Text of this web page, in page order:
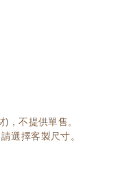
) ，不提供單售。
選擇客製尺寸。